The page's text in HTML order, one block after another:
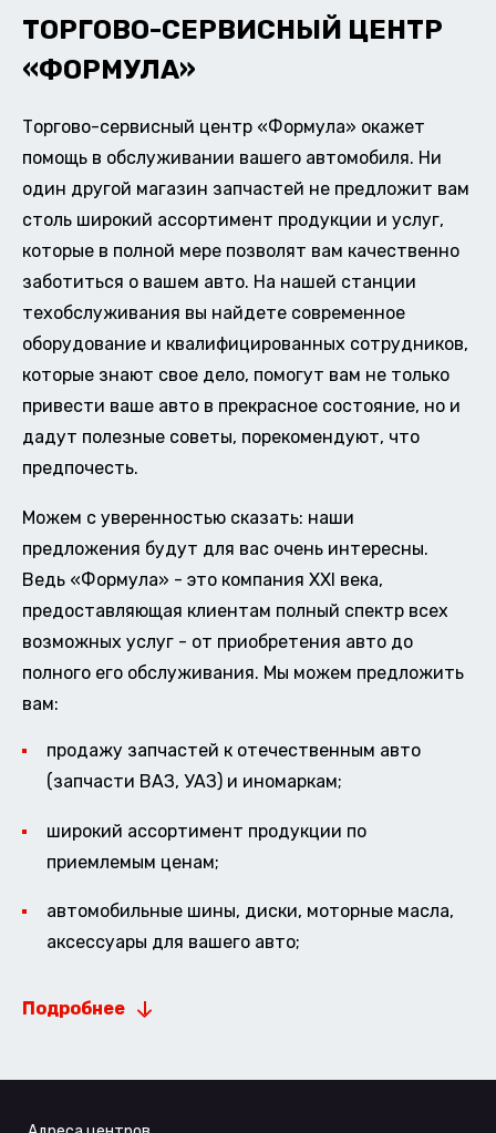
ТОРГОВО-СЕРВИСНЫЙ ЦЕНТР
«ФОРМУЛА»
Торгово-сервисный центр «Формула» окажет
помощь в обслуживании вашего автомобиля. Ни
один другой магазин запчастей не предложит вам
столь широкий ассортимент продукции и услуг,
которые в полной мере позволят вам качественно
заботиться о вашем авто. На нашей станции
техобслуживания вы найдете современное
оборудование и квалифицированных сотрудников,
которые знают свое дело, помогут вам не только
привести ваше авто в прекрасное состояние, но и
дадут полезные советы, порекомендуют, что
предпочесть.
Можем с уверенностью сказать: наши
предложения будут для вас очень интересны.
Ведь «Формула» - это компания XXI века,
предоставляющая клиентам полный спектр всех
возможных услуг - от приобретения авто до
полного его обслуживания. Мы можем предложить
вам:
продажу запчастей к отечественным авто
(запчасти ВАЗ, УАЗ) и иномаркам;
широкий ассортимент продукции по
приемлемым ценам;
автомобильные шины, диски, моторные масла,
аксессуары для вашего авто;
Подробнее